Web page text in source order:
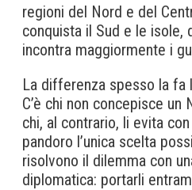
regioni del Nord e del
conquista il Sud e le isole,
incontra maggiormente i
La differenza spesso la fa
C’è chi non concepisce
chi, al contrario, li evita
pandoro l’unica scelta
risolvono il dilemma con
diplomatica: portarli